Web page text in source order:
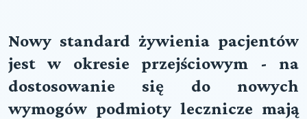
Nowy standard żywienia pacjentów
jest w okresie przejściowym - na
dostosowanie się do nowych
wymogów podmioty lecznicze mają